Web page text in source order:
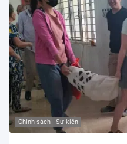
Chính sách - Sự kiện